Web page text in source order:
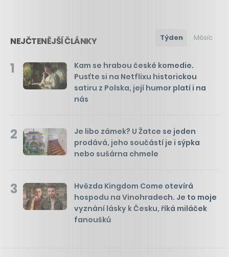
NEJČTENĚJŠÍ ČLÁNKY Týden Měsíc
1
Kam se hrabou české komedie.
Pusťte si na Netflixu historickou
satiru z Polska, její humor platí i na
nás
2
Je libo zámek? U Žatce se jeden
prodává, jeho součástí je i sýpka
nebo sušárna chmele
3
Hvězda Kingdom Come otevírá
hospodu na Vinohradech. Je to moje
vyznání lásky k Česku, říká miláček
fanoušků